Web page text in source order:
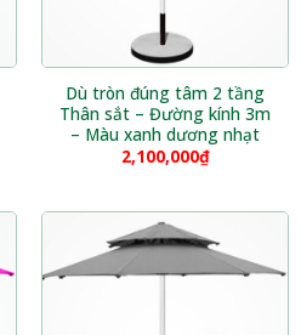
Dù tròn đúng tâm 2 tầng
Thân sắt – Đường kính 3m
– Màu xanh dương nhạt
2,100,000₫